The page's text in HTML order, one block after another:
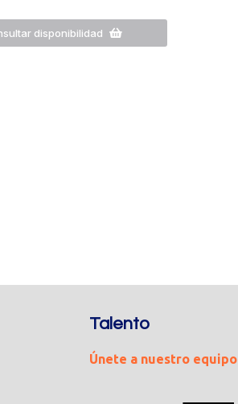
disponibilidad
Talento
Únete a nuestro equipo